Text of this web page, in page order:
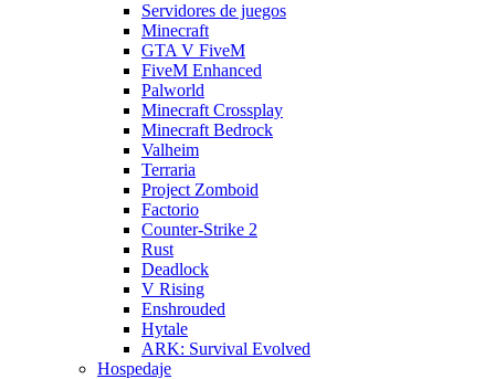
Servidores de juegos
Minecraft
GTA V FiveM
FiveM Enhanced
Palworld
Minecraft Crossplay
Minecraft Bedrock
Valheim
Terraria
Project Zomboid
Factorio
Counter-Strike 2
Rust
Deadlock
V Rising
Enshrouded
Hytale
ARK: Survival Evolved
Hospedaje